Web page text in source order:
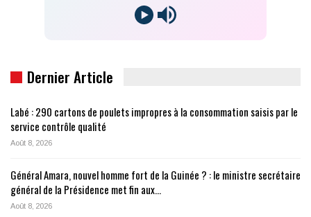
Dernier Article
Labé : 290 cartons de poulets impropres à la consommation saisis par le
service contrôle qualité
Août 8, 2026
Général Amara, nouvel homme fort de la Guinée ? : le ministre secrétaire
général de la Présidence met fin aux…
Août 8, 2026